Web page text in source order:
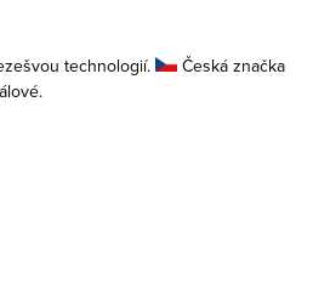
technologií.
Česká značka